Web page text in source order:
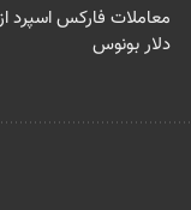
دلار بونوس